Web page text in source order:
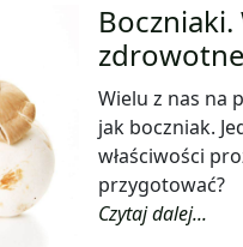
Boczniaki.
Wielu z nas na
jak boczniak.
właściwości
przygotować?
Czytaj dalej...